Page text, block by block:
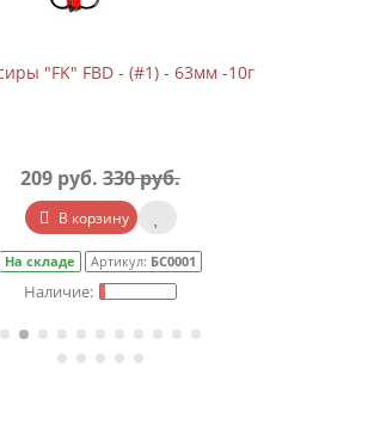
"FK" FBD - (#1) - 63мм -10г
209 руб. 330 руб.
В корзину
На складе Артикул: БС0001